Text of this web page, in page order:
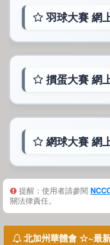
羽球大賽 網
摜蛋大賽 網
網球大賽 網
提醒：使用者請參閱
關法律責任。
北加州華體會 ☆~最